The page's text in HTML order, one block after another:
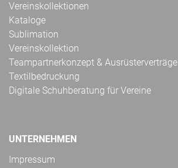
Vereinskollektionen
Kataloge
Sublimation
Vereinskollektion
Teampartnerkonzept & Ausrüsterverträge
Textilbedruckung
Digitale Schuhberatung für Vereine
UNTERNEHMEN
Impressum